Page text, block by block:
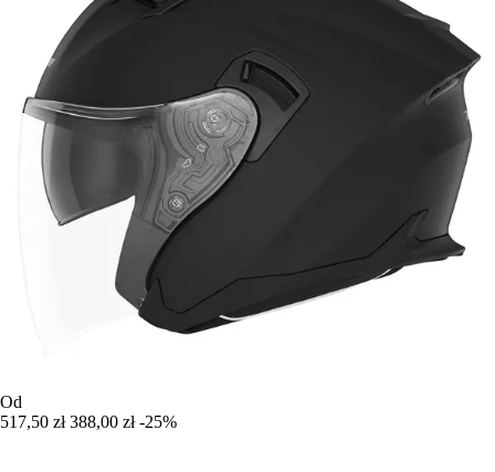
Od
517,50 zł 388,00 zł -25%